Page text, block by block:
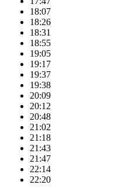
18:07
18:26
18:31
18:55
19:05
19:17
19:37
19:38
20:09
20:12
20:48
21:02
21:18
21:43
21:47
22:14
22:20